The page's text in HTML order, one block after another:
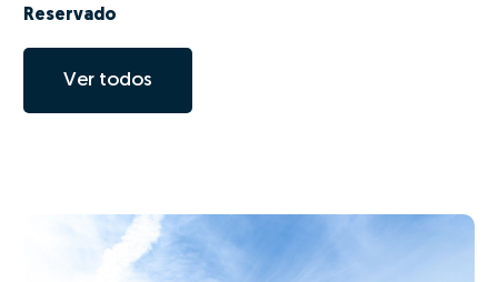
Reservado
Ver todos